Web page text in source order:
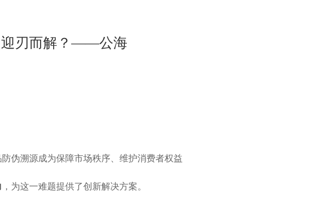
迎刃而解？——公海
伪溯源成为保障市场秩序、维护消费者权益
，为这一难题提供了创新解决方案。